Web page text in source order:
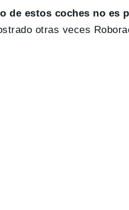
de estos coches no es
otras veces